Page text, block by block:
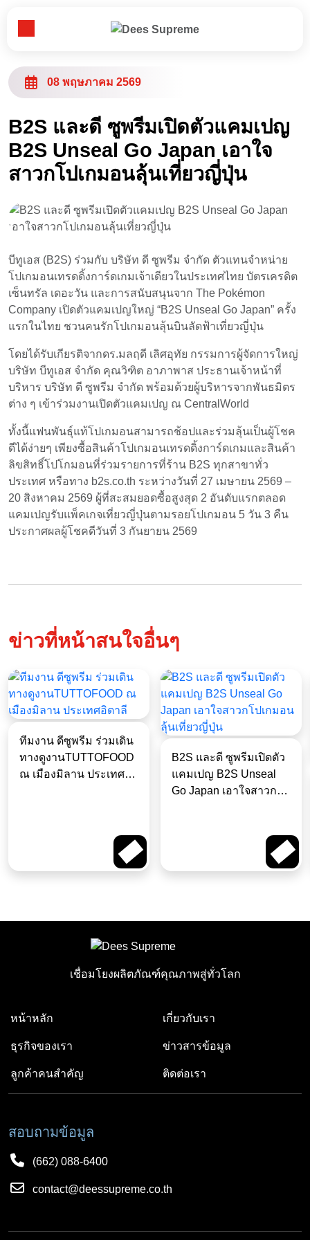
Toggle Menu
หน้าหลัก
ธุรกิจของเรา
ข่าวสารข้อมูล
ติดต่อเรา
08 พฤษภาคม 2569
B2S และดี ซูพรีมเปิดตัวแคมเปญ
B2S Unseal Go Japan เอาใจ
สาวกโปเกมอนลุ้นเที่ยวญี่ปุ่น
บีทูเอส (B2S) ร่วมกับ บริษัท ดี ซูพรีม จำกัด ตัวแทนจำหน่าย
โปเกมอนเทรดดิ้งการ์ดเกมเจ้าเดียวในประเทศไทย บัตรเครดิต
เซ็นทรัล เดอะวัน และการสนับสนุนจาก The Pokémon
Company เปิดตัวแคมเปญใหญ่ “B2S Unseal Go Japan” ครั้ง
แรกในไทย ชวนคนรักโปเกมอนลุ้นบินลัดฟ้าเที่ยวญี่ปุ่น
โดยได้รับเกียรติจากดร.มลฤดี เลิศอุทัย กรรมการผู้จัดการใหญ่
บริษัท บีทูเอส จำกัด คุณวิฑิต อาภาพาส ประธานเจ้าหน้าที่
บริหาร บริษัท ดี ซูพรีม จำกัด พร้อมด้วยผู้บริหารจากพันธมิตร
ต่าง ๆ เข้าร่วมงานเปิดตัวแคมเปญ ณ CentralWorld
ทั้งนี้แฟนพันธุ์แท้โปเกมอนสามารถช้อปและร่วมลุ้นเป็นผู้โชค
ดีได้ง่ายๆ เพียงซื้อสินค้าโปเกมอนเทรดดิ้งการ์ดเกมและสินค้า
ลิขสิทธิ์โปโกมอนที่ร่วมรายการที่ร้าน B2S ทุกสาขาทั่ว
ประเทศ หรือทาง b2s.co.th ระหว่างวันที่ 27 เมษายน 2569 –
20 สิงหาคม 2569 ผู้ที่สะสมยอดซื้อสูงสุด 2 อันดับแรกตลอด
แคมเปญรับแพ็คเกจเที่ยวญี่ปุ่นตามรอยโปเกมอน 5 วัน 3 คืน
ประกาศผลผู้โชคดีวันที่ 3 กันยายน 2569
ข่าวที่หน้าสนใจอื่นๆ
ทีมงาน ดีซูพรีม ร่วมเดิน
ทางดูงานTUTTOFOOD
ณ เมืองมิลาน ประเทศ
B2S และดี ซูพรีมเปิดตัว
แคมเปญ B2S Unseal
Go Japan เอาใจสาวก
เชื่อมโยงผลิตภัณฑ์คุณภาพสู่ทั่วโลก
หน้าหลัก เกี่ยวกับเรา
ธุรกิจของเรา ข่าวสารข้อมูล
ลูกค้าคนสำคัญ ติดต่อเรา
สอบถามข้อมูล
(662) 088-6400
contact@deessupreme.co.th